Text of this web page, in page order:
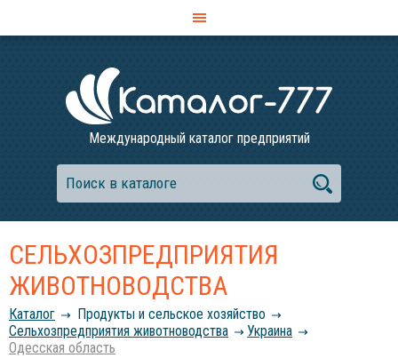
Международный каталог предприятий
СЕЛЬХОЗПРЕДПРИЯТИЯ
ЖИВОТНОВОДСТВА
Каталог
Продукты и сельское хозяйство
Сельхозпредприятия животноводства
Украина
Одесская область